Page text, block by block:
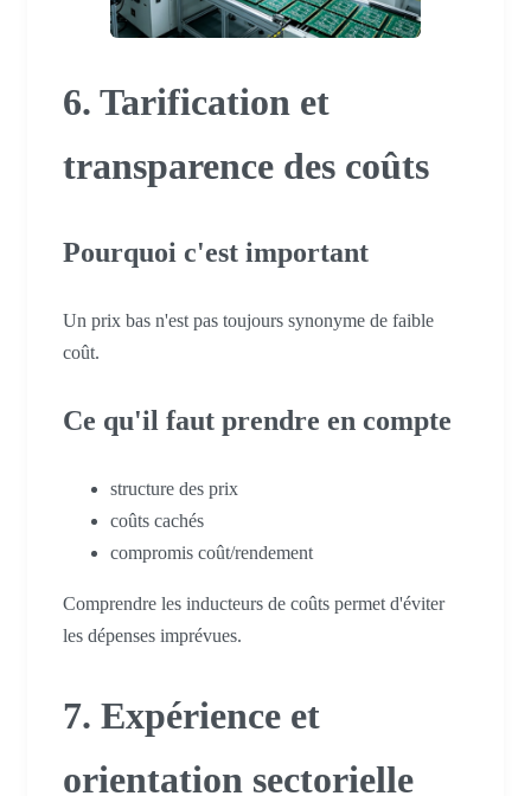
6. Tarification et
transparence des coûts
Pourquoi c'est important
Un prix bas n'est pas toujours synonyme de faible
coût.
Ce qu'il faut prendre en compte
structure des prix
coûts cachés
compromis coût/rendement
Comprendre les inducteurs de coûts permet d'éviter
les dépenses imprévues.
7. Expérience et
orientation sectorielle